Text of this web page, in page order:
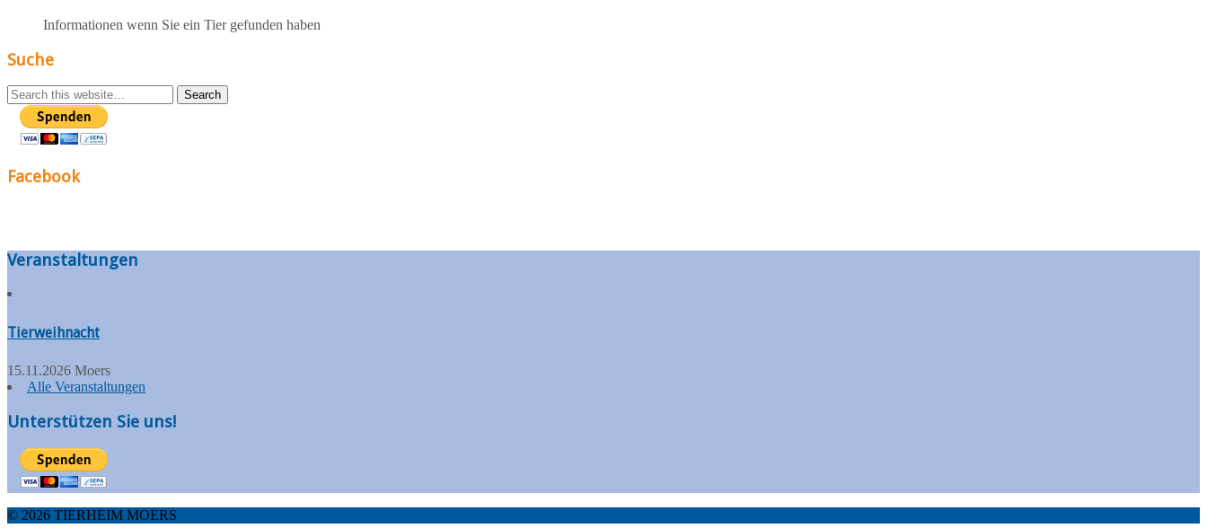
Informationen wenn Sie ein Tier gefunden haben
Suche
Facebook
Veranstaltungen
Tierweihnacht
15.11.2026 Moers
Alle Veranstaltungen
Unterstützen Sie uns!
© 2026 TIERHEIM MOERS